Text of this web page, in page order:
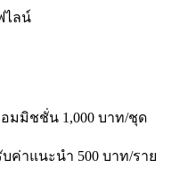
ไลน์
มมิชชั่น 1,000 บาท/ชุด
บค่าแนะนำ 500 บาท/ราย